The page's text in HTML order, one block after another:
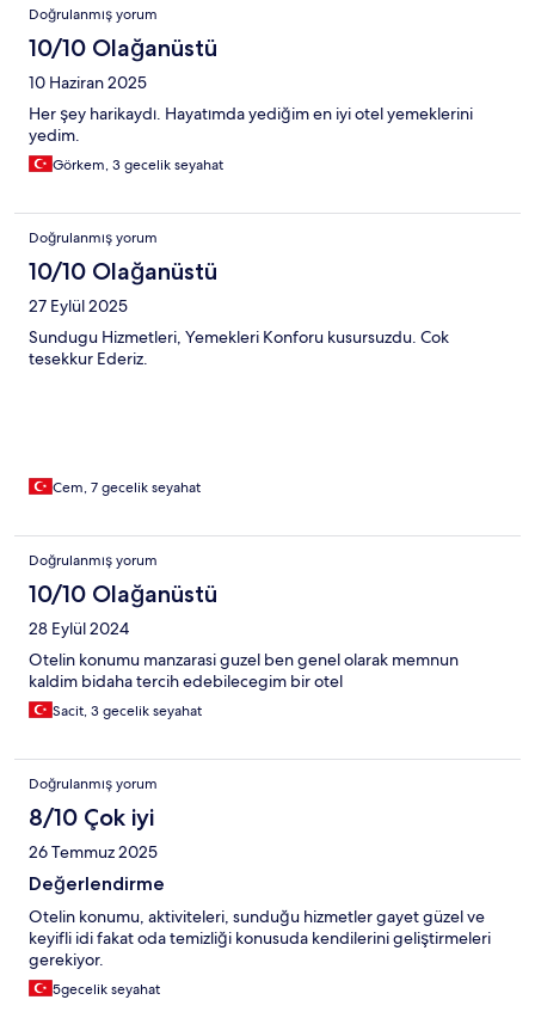
Doğrulanmış yorum
10/10 Olağanüstü
10 Haziran 2025
Her şey harikaydı. Hayatımda yediğim en iyi otel yemeklerini
yedim.
Görkem, 3 gecelik seyahat
Doğrulanmış yorum
10/10 Olağanüstü
27 Eylül 2025
Sundugu Hizmetleri, Yemekleri Konforu kusursuzdu. Cok
tesekkur Ederiz.
Cem, 7 gecelik seyahat
Doğrulanmış yorum
10/10 Olağanüstü
28 Eylül 2024
Otelin konumu manzarasi guzel ben genel olarak memnun
kaldim bidaha tercih edebilecegim bir otel
Sacit, 3 gecelik seyahat
Doğrulanmış yorum
8/10 Çok iyi
26 Temmuz 2025
Değerlendirme
Otelin konumu, aktiviteleri, sunduğu hizmetler gayet güzel ve
keyifli idi fakat oda temizliği konusuda kendilerini geliştirmeleri
gerekiyor.
5gecelik seyahat